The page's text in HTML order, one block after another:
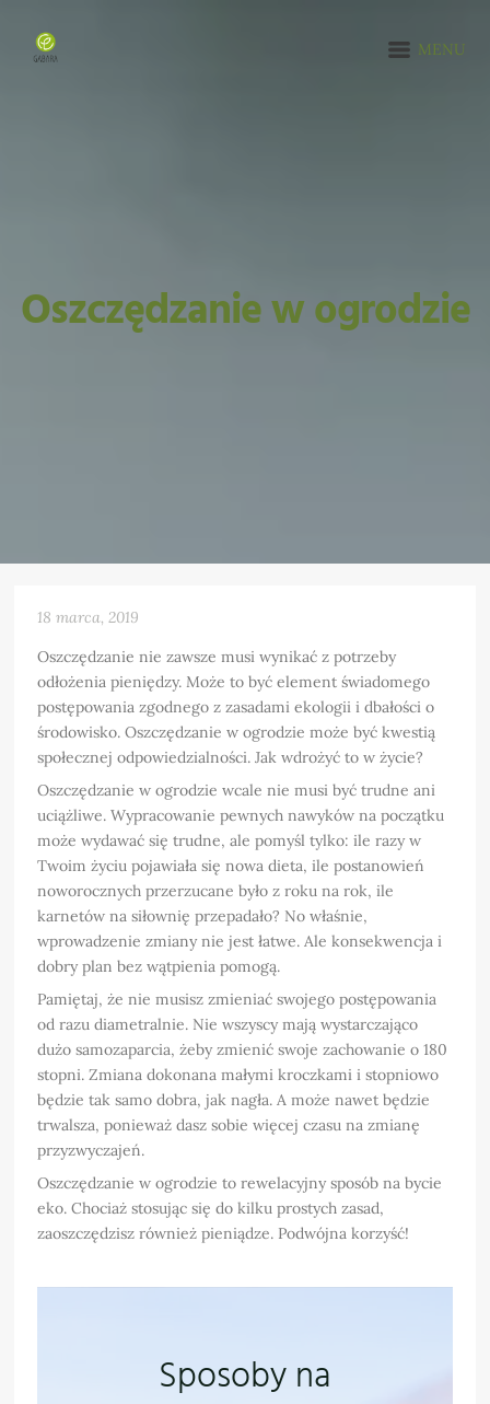
MENU
Oszczędzanie w ogrodzie
18 marca, 2019
Oszczędzanie nie zawsze musi wynikać z potrzeby
odłożenia pieniędzy. Może to być element świadomego
postępowania zgodnego z zasadami ekologii i dbałości o
środowisko. Oszczędzanie w ogrodzie może być kwestią
społecznej odpowiedzialności. Jak wdrożyć to w życie?
Oszczędzanie w ogrodzie wcale nie musi być trudne ani
uciążliwe. Wypracowanie pewnych nawyków na początku
może wydawać się trudne, ale pomyśl tylko: ile razy w
Twoim życiu pojawiała się nowa dieta, ile postanowień
noworocznych przerzucane było z roku na rok, ile
karnetów na siłownię przepadało? No właśnie,
wprowadzenie zmiany nie jest łatwe. Ale konsekwencja i
dobry plan bez wątpienia pomogą.
Pamiętaj, że nie musisz zmieniać swojego postępowania
od razu diametralnie. Nie wszyscy mają wystarczająco
dużo samozaparcia, żeby zmienić swoje zachowanie o 180
stopni. Zmiana dokonana małymi kroczkami i stopniowo
będzie tak samo dobra, jak nagła. A może nawet będzie
trwalsza, ponieważ dasz sobie więcej czasu na zmianę
przyzwyczajeń.
Oszczędzanie w ogrodzie to rewelacyjny sposób na bycie
eko. Chociaż stosując się do kilku prostych zasad,
zaoszczędzisz również pieniądze. Podwójna korzyść!
Sposoby na